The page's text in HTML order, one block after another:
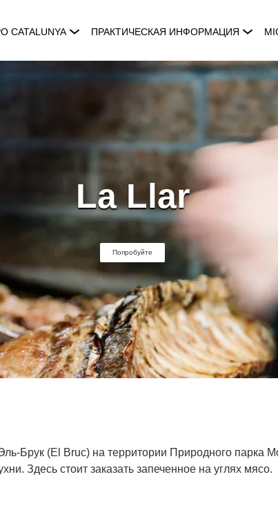
CATALUNYA ПРАКТИЧЕСКАЯ ИНФОРМАЦИЯ
La Llar
Попробуйте
Брук (El Bruc) на территории Природного парка
Здесь стоит заказать запеченное на углях мясо.